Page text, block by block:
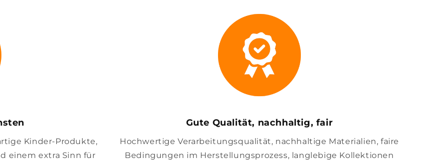
Kinder-Produkte,
einem extra Sinn für
Gute Qualität, nachhaltig, fair
Hochwertige Verarbeitungsqualität, nachhaltige Materialien, faire
Bedingungen im Herstellungsprozess, langlebige Kollektionen